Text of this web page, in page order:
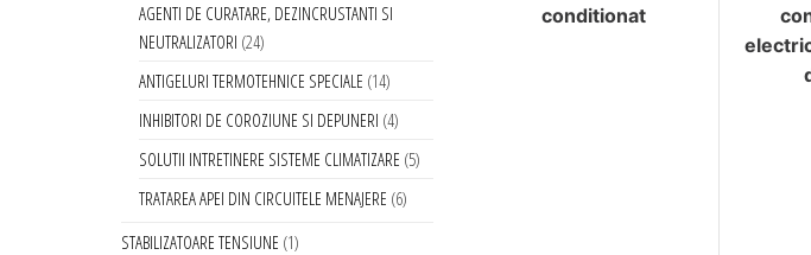
conditionat
AGENTI DE CURATARE, DEZINCRUSTANTI SI
NEUTRALIZATORI 24
ANTIGELURI TERMOTEHNICE SPECIALE 14
INHIBITORI DE COROZIUNE SI DEPUNERI 4
SOLUTII INTRETINERE SISTEME CLIMATIZARE 5
TRATAREA APEI DIN CIRCUITELE MENAJERE 6
STABILIZATOARE TENSIUNE 1